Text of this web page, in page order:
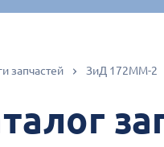
запчастей ЗиД 172ММ-2